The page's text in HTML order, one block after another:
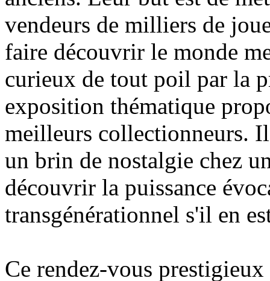
vendeurs de milliers de
faire découvrir le monde
curieux de tout poil par la
exposition thématique
meilleurs collectionneurs.
un brin de nostalgie chez
découvrir la puissance
transgénérationnel s'il en
Ce rendez-vous